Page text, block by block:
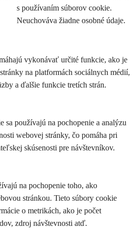
s používaním súborov cookie.
Neuchováva žiadne osobné údaje.
vykonávať určité funkcie, ako je
na platformách sociálnych médií,
a ďalšie funkcie tretích strán.
sa používajú na pochopenie a analýzu
webovej stránky, čo pomáha pri
skúsenosti pre návštevníkov.
na pochopenie toho, ako
stránkou. Tieto súbory cookie
o metrikách, ako je počet
zdroj návštevnosti atď.